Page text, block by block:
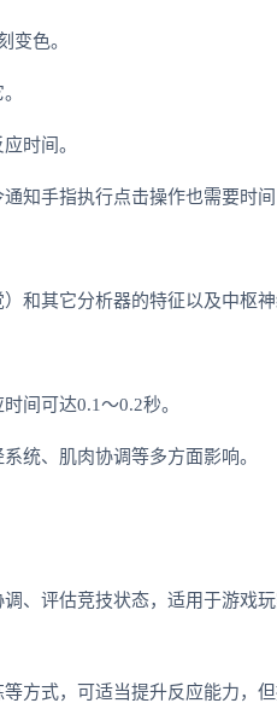
变色。
时间。
知手指执行点击操作也需要时
和其它分析器的特征以及中枢
间可达0.1～0.2秒。
统、肌肉协调等多方面影响。
、评估竞技状态，适用于游戏
方式，可适当提升反应能力，